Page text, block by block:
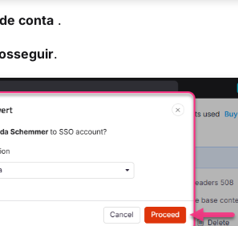
conta .
.